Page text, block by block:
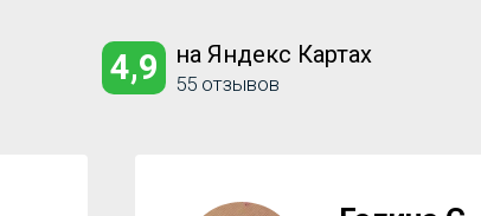
55 отзывов
на Яндекс Картах
4,9